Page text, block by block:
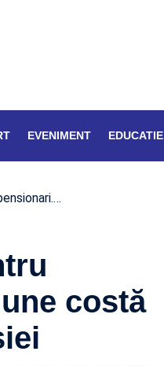
EVENIMENT EDUCATIE
costă